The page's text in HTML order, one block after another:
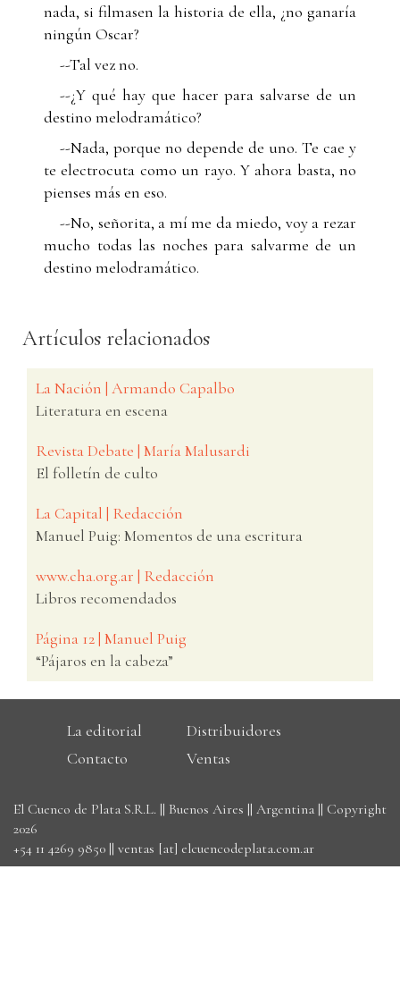
nada, si filmasen la historia de ella, ¿no ganaría
ningún Oscar?
--Tal vez no.
--¿Y qué hay que hacer para salvarse de un
destino melodramático?
--Nada, porque no depende de uno. Te cae y
te electrocuta como un rayo. Y ahora basta, no
pienses más en eso.
--No, señorita, a mí me da miedo, voy a rezar
mucho todas las noches para salvarme de un
destino melodramático.
Artículos relacionados
La Nación | Armando Capalbo
Literatura en escena
Revista Debate | María Malusardi
El folletín de culto
La Capital | Redacción
Manuel Puig: Momentos de una escritura
www.cha.org.ar | Redacción
Libros recomendados
Página 12 | Manuel Puig
“Pájaros en la cabeza”
La editorial
Distribuidores
Contacto
Ventas
El Cuenco de Plata S.R.L. || Buenos Aires || Argentina || Copyright
2026
+54 11 4269 9850 || ventas [at] elcuencodeplata.com.ar